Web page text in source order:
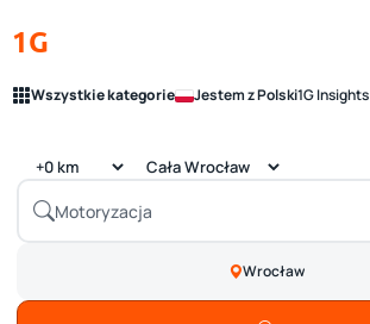
1G
Wszystkie kategorie Jestem z Polski1G Insights
Wrocław